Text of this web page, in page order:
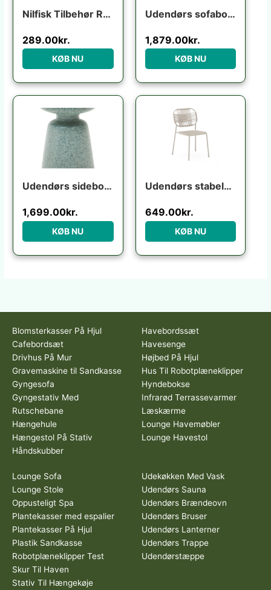
Nilfisk Tilbehør Rotary brush
289.00kr.
KØB NU
Udendørs sofabord Kave Home Dandara rund Ø70 x H40 cm akacietræ og stål sort/beige
1,879.00kr.
KØB NU
Udendørs sidebord Kave Home Mesquida turkis terrazzo H52xØ39 cm vejrbestandigt nordisk design
1,699.00kr.
KØB NU
Udendørs stabelbar fletstol Kave Home Talaier ecru syntetisk rattan & galvaniseret stål H84 x B51 x D58 cm
649.00kr.
KØB NU
Blomsterkasser På Hjul
Cafebordsæt
Drivhus På Mur
Gravemaskine til Sandkasse
Gyngesofa
Gyngestativ Med
Rutschebane
Hængehule
Hængestol På Stativ
Håndskubber
Havebordssæt
Havesenge
Højbed På Hjul
Hus Til Robotplæneklipper
Hyndebokse
Infrarød Terrassevarmer
Læskærme
Lounge Havemøbler
Lounge Havestol
Lounge Sofa
Lounge Stole
Oppusteligt Spa
Plantekasser med espalier
Plantekasser På Hjul
Plastik Sandkasse
Robotplæneklipper Test
Skur Til Haven
Stativ Til Hængekøje
Udekøkken Med Vask
Udendørs Sauna
Udendørs Brændeovn
Udendørs Bruser
Udendørs Lanterner
Udendørs Trappe
Udendørstæppe